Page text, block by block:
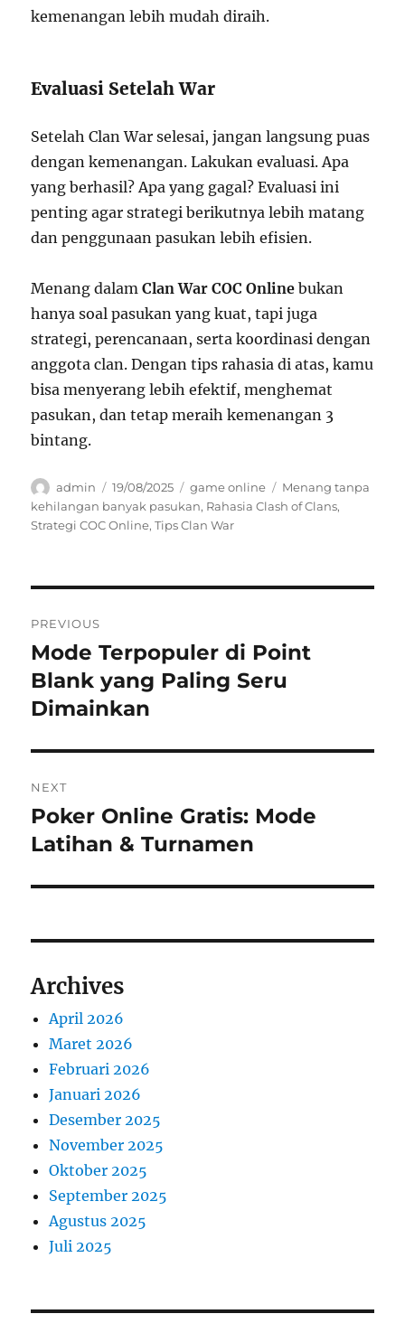
kemenangan lebih mudah diraih.
Evaluasi Setelah War
Setelah Clan War selesai, jangan langsung puas
dengan kemenangan. Lakukan evaluasi. Apa
yang berhasil? Apa yang gagal? Evaluasi ini
penting agar strategi berikutnya lebih matang
dan penggunaan pasukan lebih efisien.
Menang dalamClan War COC Online bukan
hanya soal pasukan yang kuat, tapi juga
strategi, perencanaan, serta koordinasi dengan
anggota clan. Dengan tips rahasia di atas, kamu
bisa menyerang lebih efektif, menghemat
pasukan, dan tetap meraih kemenangan 3
bintang.
Author
admin
Posted
on
19/08/2025 Categories
game online Tags
Menang tanpa
kehilangan banyak pasukan, Rahasia Clash of Clans,
Strategi COC Online,Tips Clan War
pos
PREVIOUS
Previous
post:
Mode Terpopuler di Point
Blank yang Paling Seru
Dimainkan
NEXT
Next
post:
Poker Online Gratis: Mode
Latihan & Turnamen
Archives
April 2026
Maret 2026
Februari 2026
Januari 2026
Desember 2025
November 2025
Oktober 2025
September 2025
Agustus 2025
Juli 2025